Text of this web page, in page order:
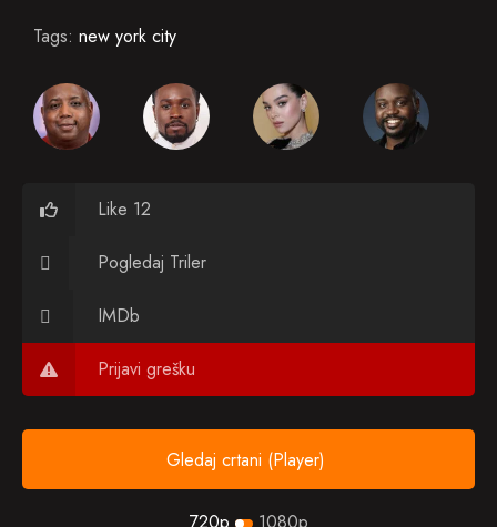
Tags: new york city
Like 12
Pogledaj Triler
IMDb
Prijavi grešku
Gledaj crtani (Player)